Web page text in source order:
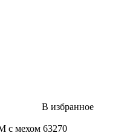
В избранное
с мехом 63270